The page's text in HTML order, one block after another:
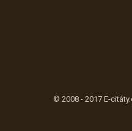
© 2008 - 2017 E-